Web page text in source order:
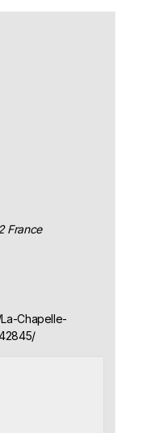
France
Chapelle-